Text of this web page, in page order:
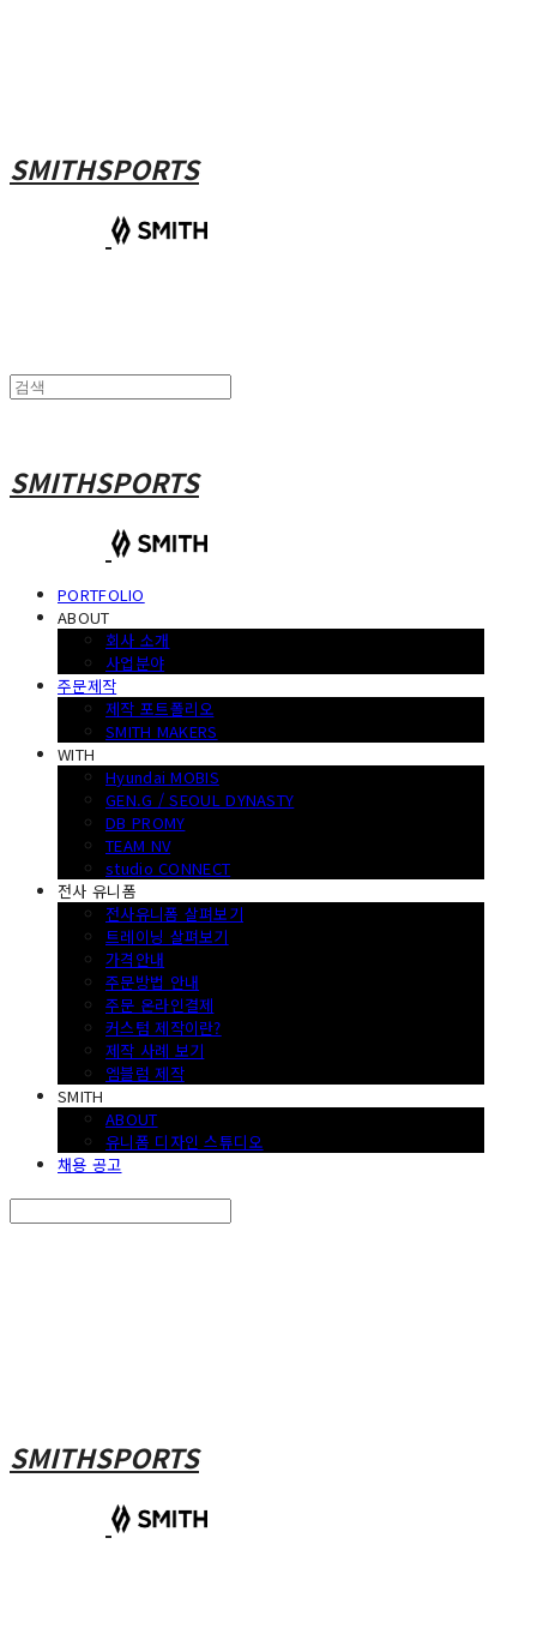
SMITHSPORTS
SMITHSPORTS
PORTFOLIO
ABOUT
회사 소개
사업분야
주문제작
제작 포트폴리오
SMITH MAKERS
WITH
Hyundai MOBIS
GEN.G / SEOUL DYNASTY
DB PROMY
TEAM NV
studio CONNECT
전사 유니폼
전사유니폼 살펴보기
트레이닝 살펴보기
가격안내
주문방법 안내
주문 온라인결제
커스텀 제작이란?
제작 사례 보기
엠블럼 제작
SMITH
ABOUT
유니폼 디자인 스튜디오
채용 공고
SMITHSPORTS